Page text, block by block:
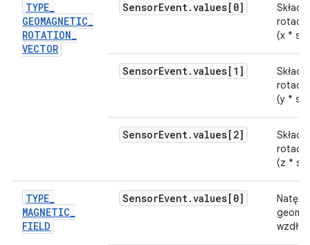
TYPE_
GEOMAGNETIC_
ROTATION_
VECTOR
SensorEvent.values[0]
rotacji
(x *
SensorEvent.values[1]
rotacji
(y *
SensorEvent.values[2]
rotacji
(z *
TYPE_
MAGNETIC_
FIELD
SensorEvent.values[0]